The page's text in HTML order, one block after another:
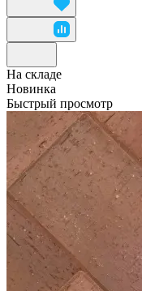
На складе
Новинка
Быстрый просмотр